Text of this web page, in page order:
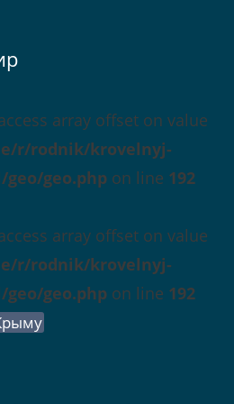
array offset on value
r/rodnik/krovelnyj-
geo.php on line 192
array offset on value
r/rodnik/krovelnyj-
geo.php on line 192